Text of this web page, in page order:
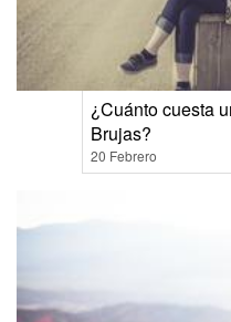
¿Cuánto cuesta
Brujas?
20 Febrero